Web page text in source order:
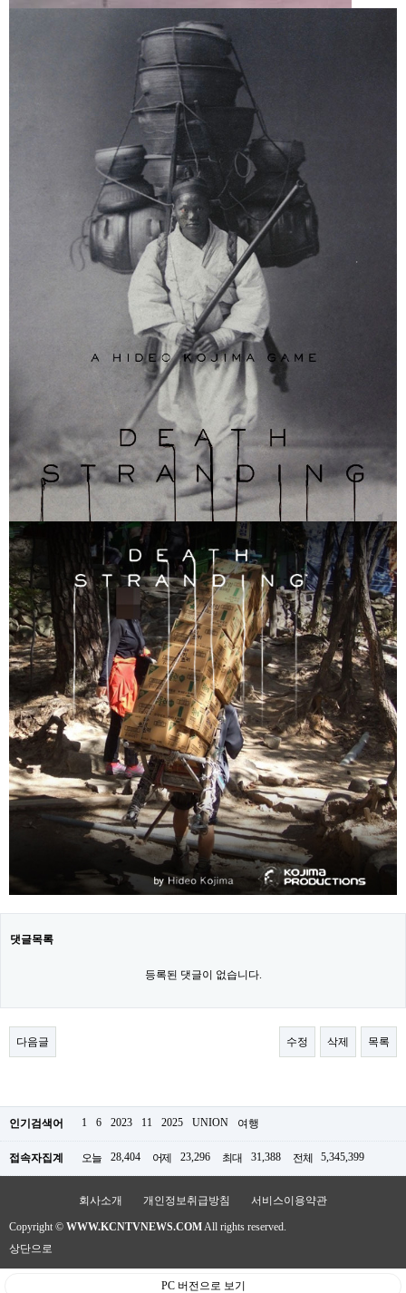
댓글목록
등록된 댓글이 없습니다.
다음글 수정 삭제 목록
인기검색어 1 6 2023 11 2025 UNION 여행
접속자집계 오늘 28,404 어제 23,296 최대 31,388 전체 5,345,399
회사소개 개인정보취급방침 서비스이용약관
Copyright © WWW.KCNTVNEWS.COMAll rights reserved.
상단으로
PC 버전으로 보기